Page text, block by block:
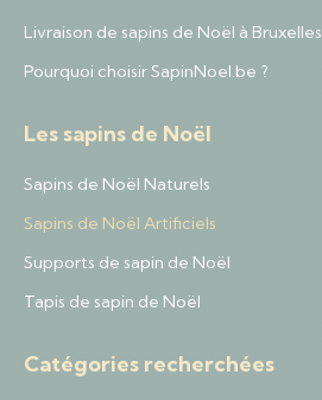
Livraison de sapins de Noël à Bruxelles
Pourquoi choisir SapinNoel.be ?
Les sapins de Noël
Sapins de Noël Naturels
Sapins de Noël Artificiels
Supports de sapin de Noël
Tapis de sapin de Noël
Catégories recherchées